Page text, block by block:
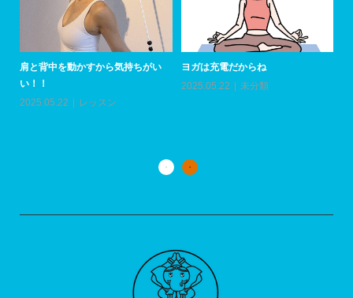
肩と背中を動かすから気持ちがい
い！！
2025.05.22
レッスン
ヨガは充電だからね
2025.05.22
未分類